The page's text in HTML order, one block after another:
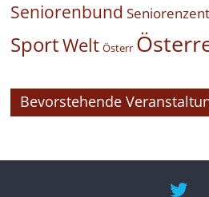
Seniorenbund
SportWelt Österr
Bevorstehende